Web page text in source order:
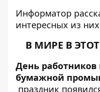
Информатор
интересных из
В МИРЕ В
День
бумажной
праздник